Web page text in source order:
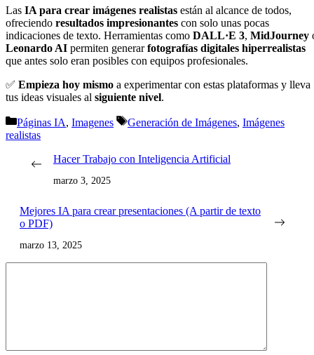
Las IA para crear imágenes realistas están al alcance de todos,
ofreciendo resultados impresionantes con solo unas pocas
indicaciones de texto. Herramientas como DALL·E 3, MidJourney
Leonardo AI permiten generarfotografías digitales hiperrealistas
que antes solo eran posibles con equipos profesionales.
✅ Empieza hoy mismo a experimentar con estas plataformas y lleva
tus ideas visuales al siguiente nivel.
Categorías
Páginas IA, Imagenes Etiquetas
Generación de Imágenes, Imágenes
realistas
Hacer Trabajo con Inteligencia Artificial
marzo 3, 2025
Mejores IA para crear presentaciones (A partir de texto
o PDF)
marzo 13, 2025